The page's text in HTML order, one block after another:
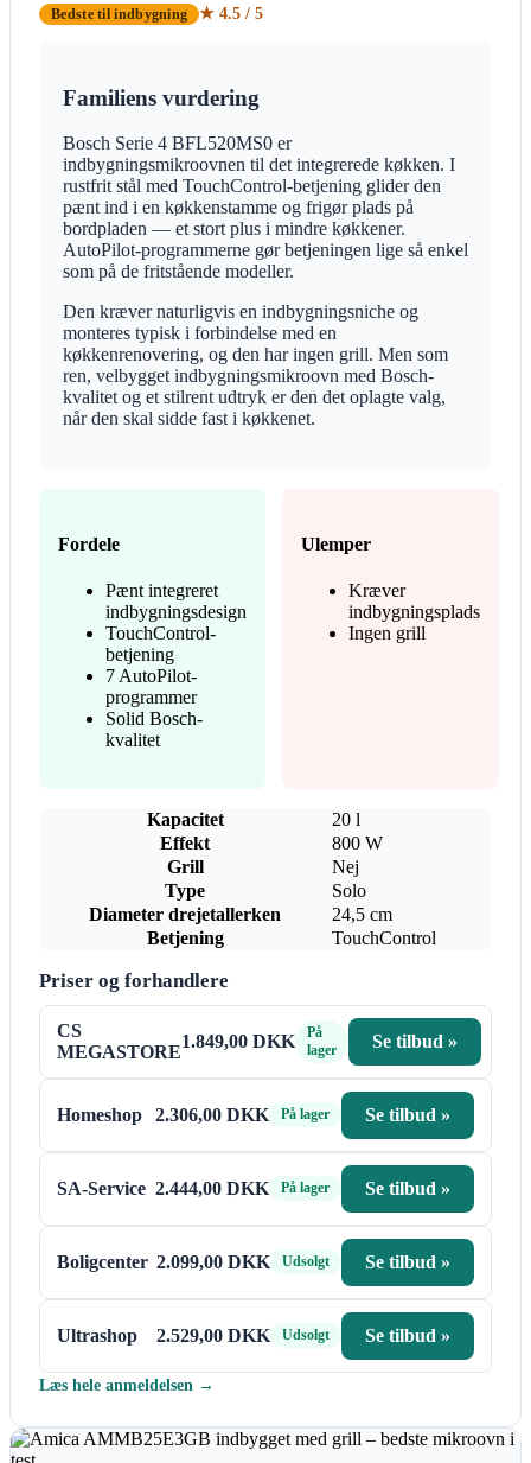
Bedste til indbygning ★ 4.5 / 5
Familiens vurdering
Bosch Serie 4 BFL520MS0 er
indbygningsmikroovnen til det integrerede køkken. I
rustfrit stål med TouchControl-betjening glider den
pænt ind i en køkkenstamme og frigør plads på
bordpladen — et stort plus i mindre køkkener.
AutoPilot-programmerne gør betjeningen lige så enkel
som på de fritstående modeller.
Den kræver naturligvis en indbygningsniche og
monteres typisk i forbindelse med en
køkkenrenovering, og den har ingen grill. Men som
ren, velbygget indbygningsmikroovn med Bosch-
kvalitet og et stilrent udtryk er den det oplagte valg,
når den skal sidde fast i køkkenet.
Fordele
Pænt integreret
indbygningsdesign
TouchControl-
betjening
7 AutoPilot-
programmer
Solid Bosch-
kvalitet
Ulemper
Kræver
indbygningsplads
Ingen grill
Kapacitet
20 l
Effekt
800 W
Grill
Nej
Type
Solo
Diameter drejetallerken
24,5 cm
Betjening
TouchControl
Priser og forhandlere
CS
MEGASTORE
1.849,00 DKK
På
lager
Se tilbud »
Homeshop 2.306,00 DKK På lager Se tilbud »
SA-Service 2.444,00 DKK På lager Se tilbud »
Boligcenter 2.099,00 DKK Udsolgt Se tilbud »
Ultrashop 2.529,00 DKK Udsolgt Se tilbud »
Læs hele anmeldelsen →